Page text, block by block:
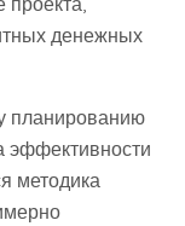
денежных
планированию
эффективности
методика